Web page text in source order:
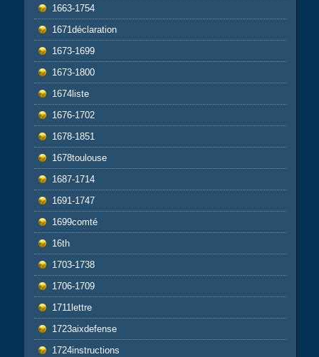
1663-1754
1671déclaration
1673-1699
1673-1800
1674liste
1676-1702
1678-1851
1678toulouse
1687-1714
1691-1747
1699comté
16th
1703-1738
1706-1709
1711lettre
1723aixdefense
1724instructions